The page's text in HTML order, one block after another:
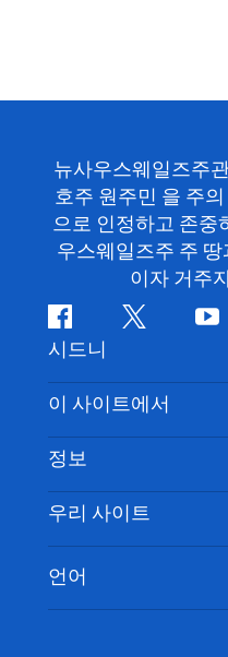
뉴사우스웨일즈주
호주 원주민 을 주
으로 인정하고 존중
우스웨일즈주 주
이자 거주
페
이
스
북
지
귀
다
유
브
시드니
문의하기
부인 성명
쿠키 고지
이 사이트에서
목적지
할 일
이벤트
숙소
정보
여행 정보
시드니 접근성
귀하의 사업을 등록하세
우리 사이트
언어